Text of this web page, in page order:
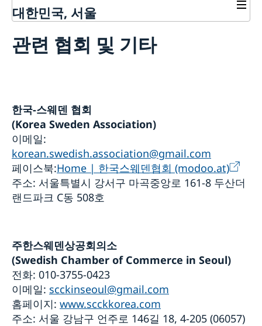
대한민국, 서울
새소식
연락처
대사관 직원
칼-울르프 안데르손 주한스웨덴대사
과학혁신사무소 OSI
스웨덴 기업 지원 안내
스웨덴 기업을 위한 자원
팀 스웨덴
지원 방법
주한 스웨덴 기업
관련 협회 및 기타
한국-스웨덴 협회
(Korea Sweden Association)
이메일:
korean.swedish.association@gmail.com
페이스북:Home | 한국스웨덴협회 (modoo.at)
주소: 서울특별시 강서구 마곡중앙로 161-8 두산더
랜드파크 C동 508호
주한스웨덴상공회의소
(Swedish Chamber of Commerce in Seoul)
전화: 010-3755-0423
이메일: scckinseoul@gmail.com
홈페이지: www.scckkorea.com
주소: 서울 강남구 언주로 146길 18, 4-205 (06057)